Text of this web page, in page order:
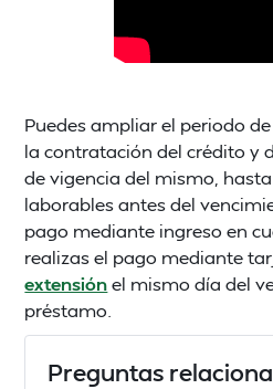
Puedes ampliar el periodo
la contratación del crédito y
de vigencia del mismo,
laborables antes del
pago mediante ingreso en
realizas el pago mediante
extensiónel mismo día del
préstamo.
Preguntas